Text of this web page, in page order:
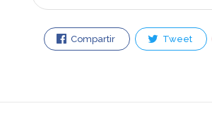
Compartir Tweet